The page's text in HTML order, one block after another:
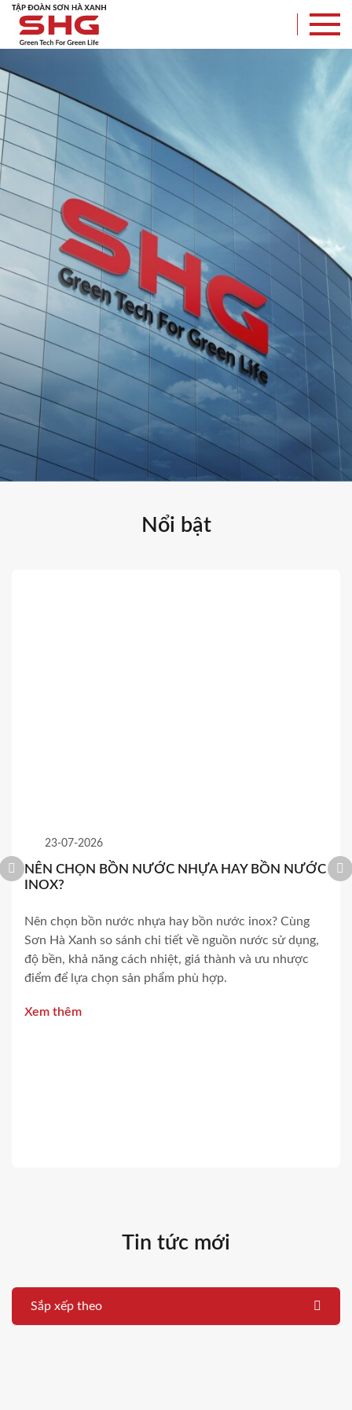
Nổi bật
23-07-2026
NÊN CHỌN BỒN NƯỚC NHỰA HAY BỒN NƯỚC
INOX?
Nên chọn bồn nước nhựa hay bồn nước inox? Cùng
Sơn Hà Xanh so sánh chi tiết về nguồn nước sử dụng,
độ bền, khả năng cách nhiệt, giá thành và ưu nhược
điểm để lựa chọn sản phẩm phù hợp.
Xem thêm
Tin tức mới
Sắp xếp theo